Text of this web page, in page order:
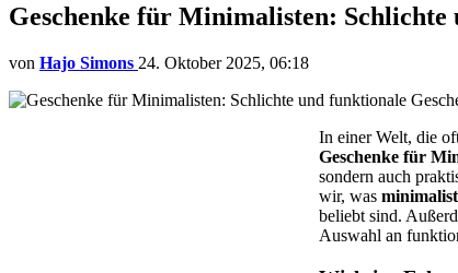
Geschenke für Minimalisten: Schlichte
von Hajo Simons 24. Oktober 2025, 06:18
In einer Welt, die
Geschenke für
sondern auch
wir, was
beliebt sind.
Auswahl an